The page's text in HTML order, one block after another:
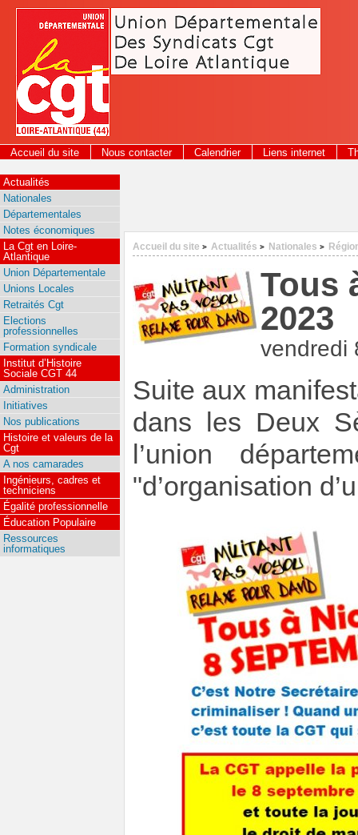
Panneau de gestion des cookies
Accueil du site Nous contacter Calendrier Liens internet
2026
Accueil du site > Actualités > Nationales >
Tous
2023
vendredi
Suite aux
dans les Deux
l’union
"d’organisation
Actualités
Nationales
Départementales
Notes économiques
La Cgt en Loire-
Atlantique
Union Départementale
Unions Locales
Retraités Cgt
Elections
professionnelles
Formation syndicale
Institut d’Histoire
Sociale CGT 44
Administration
Initiatives
Nos publications
Histoire et valeurs de la
Cgt
A nos camarades
Ingénieurs, cadres et
techniciens
Égalité professionnelle
Éducation Populaire
Ressources
informatiques